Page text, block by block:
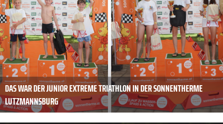
DAS WAR DER JUNIOR EXTREME TRIATHLON IN DER SONNENTHERME
LUTZMANNSBURG